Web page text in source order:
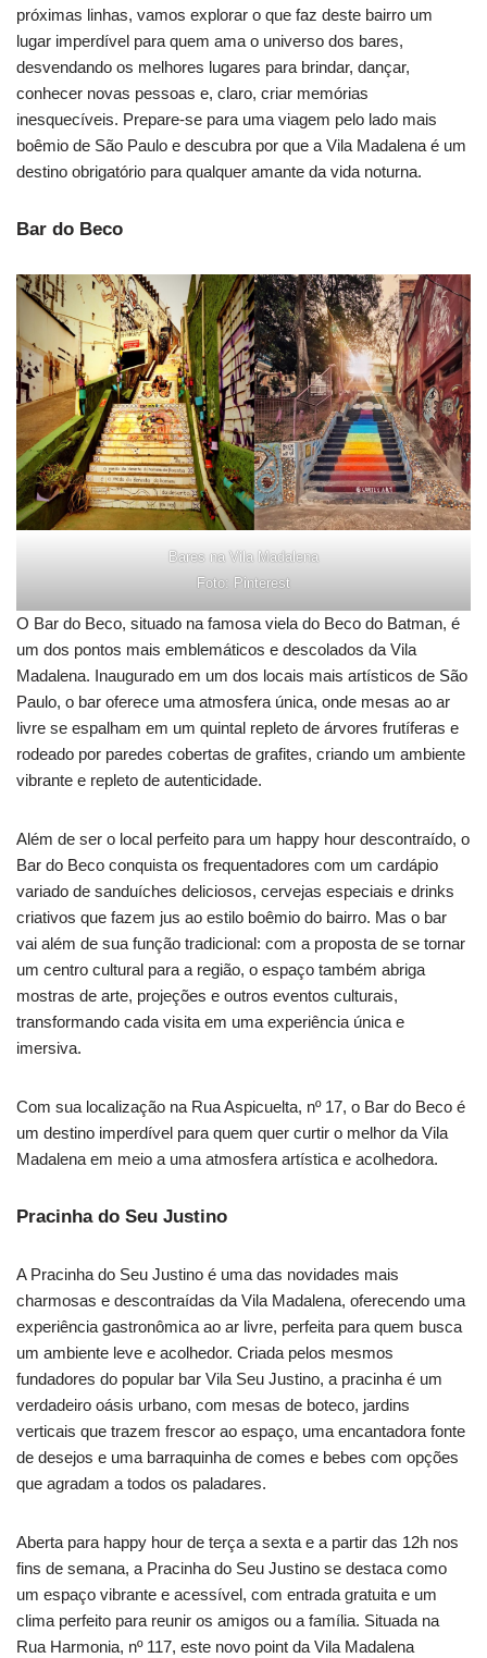
próximas linhas, vamos explorar o que faz deste bairro um
lugar imperdível para quem ama o universo dos bares,
desvendando os melhores lugares para brindar, dançar,
conhecer novas pessoas e, claro, criar memórias
inesquecíveis. Prepare-se para uma viagem pelo lado mais
boêmio de São Paulo e descubra por que a Vila Madalena é um
destino obrigatório para qualquer amante da vida noturna.
Bar do Beco
Bares na Vila Madalena
Foto: Pinterest
O Bar do Beco, situado na famosa viela do Beco do Batman, é
um dos pontos mais emblemáticos e descolados da Vila
Madalena. Inaugurado em um dos locais mais artísticos de São
Paulo, o bar oferece uma atmosfera única, onde mesas ao ar
livre se espalham em um quintal repleto de árvores frutíferas e
rodeado por paredes cobertas de grafites, criando um ambiente
vibrante e repleto de autenticidade.
Além de ser o local perfeito para um happy hour descontraído, o
Bar do Beco conquista os frequentadores com um cardápio
variado de sanduíches deliciosos, cervejas especiais e drinks
criativos que fazem jus ao estilo boêmio do bairro. Mas o bar
vai além de sua função tradicional: com a proposta de se tornar
um centro cultural para a região, o espaço também abriga
mostras de arte, projeções e outros eventos culturais,
transformando cada visita em uma experiência única e
imersiva.
Com sua localização na Rua Aspicuelta, nº 17, o Bar do Beco é
um destino imperdível para quem quer curtir o melhor da Vila
Madalena em meio a uma atmosfera artística e acolhedora.
Pracinha do Seu Justino
A Pracinha do Seu Justino é uma das novidades mais
charmosas e descontraídas da Vila Madalena, oferecendo uma
experiência gastronômica ao ar livre, perfeita para quem busca
um ambiente leve e acolhedor. Criada pelos mesmos
fundadores do popular bar Vila Seu Justino, a pracinha é um
verdadeiro oásis urbano, com mesas de boteco, jardins
verticais que trazem frescor ao espaço, uma encantadora fonte
de desejos e uma barraquinha de comes e bebes com opções
que agradam a todos os paladares.
Aberta para happy hour de terça a sexta e a partir das 12h nos
fins de semana, a Pracinha do Seu Justino se destaca como
um espaço vibrante e acessível, com entrada gratuita e um
clima perfeito para reunir os amigos ou a família. Situada na
Rua Harmonia, nº 117, este novo point da Vila Madalena